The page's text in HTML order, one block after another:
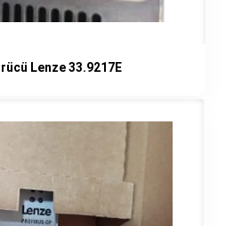
Lenze 33.9217E